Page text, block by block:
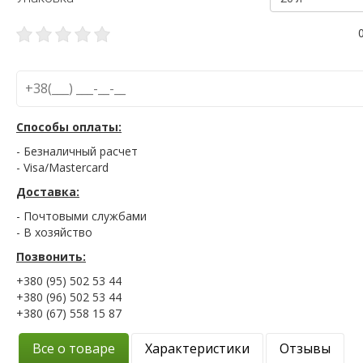
Способы оплаты:
- Безналичный расчет
- Visa/Mastercard
Доставка:
- Почтовыми службами
- В хозяйство
Позвонить:
+380 (95) 502 53 44
+380 (96) 502 53 44
+380 (67) 558 15 87
Все о товаре Характеристики Отзывы